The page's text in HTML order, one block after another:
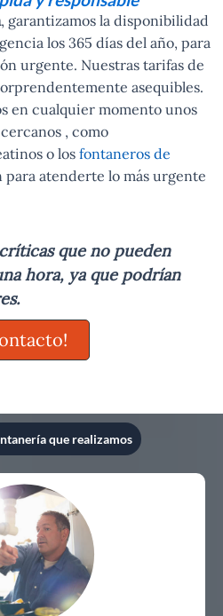
, garantizamos la disponibilidad
los 365 días del año, para
urgente. Nuestras tarifas de
asequibles.
en cualquier momento unos
, como
o los fontaneros de
para atenderte lo más urgente
que no pueden
hora, ya que podrían
que realizamos